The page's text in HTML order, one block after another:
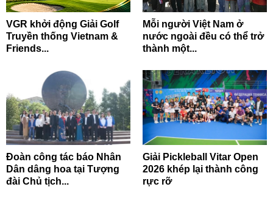
VGR khởi động Giải Golf
Truyền thống Vietnam &
Friends...
Mỗi người Việt Nam ở
nước ngoài đều có thể trở
thành một...
Đoàn công tác báo Nhân
Dân dâng hoa tại Tượng
đài Chủ tịch...
Giải Pickleball Vitar Open
2026 khép lại thành công
rực rỡ